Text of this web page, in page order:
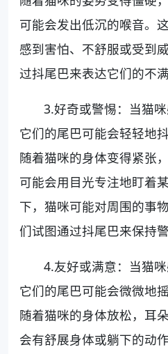
可能会发出低沉的喉音。
感到害怕、不舒服或受到
过抖尾巴来表达它们的不满
3.好奇或警惕：当猫咪
它们的尾巴可能会轻轻地
随着猫咪的身体变得紧张
可能会用目光专注地盯着
下，猫咪可能对周围的事
们试图通过抖尾巴来保持
4.友好或满意：当猫咪
它们的尾巴可能会微微地
随着猫咪的身体放松，耳
会有舒展身体或躺下的动